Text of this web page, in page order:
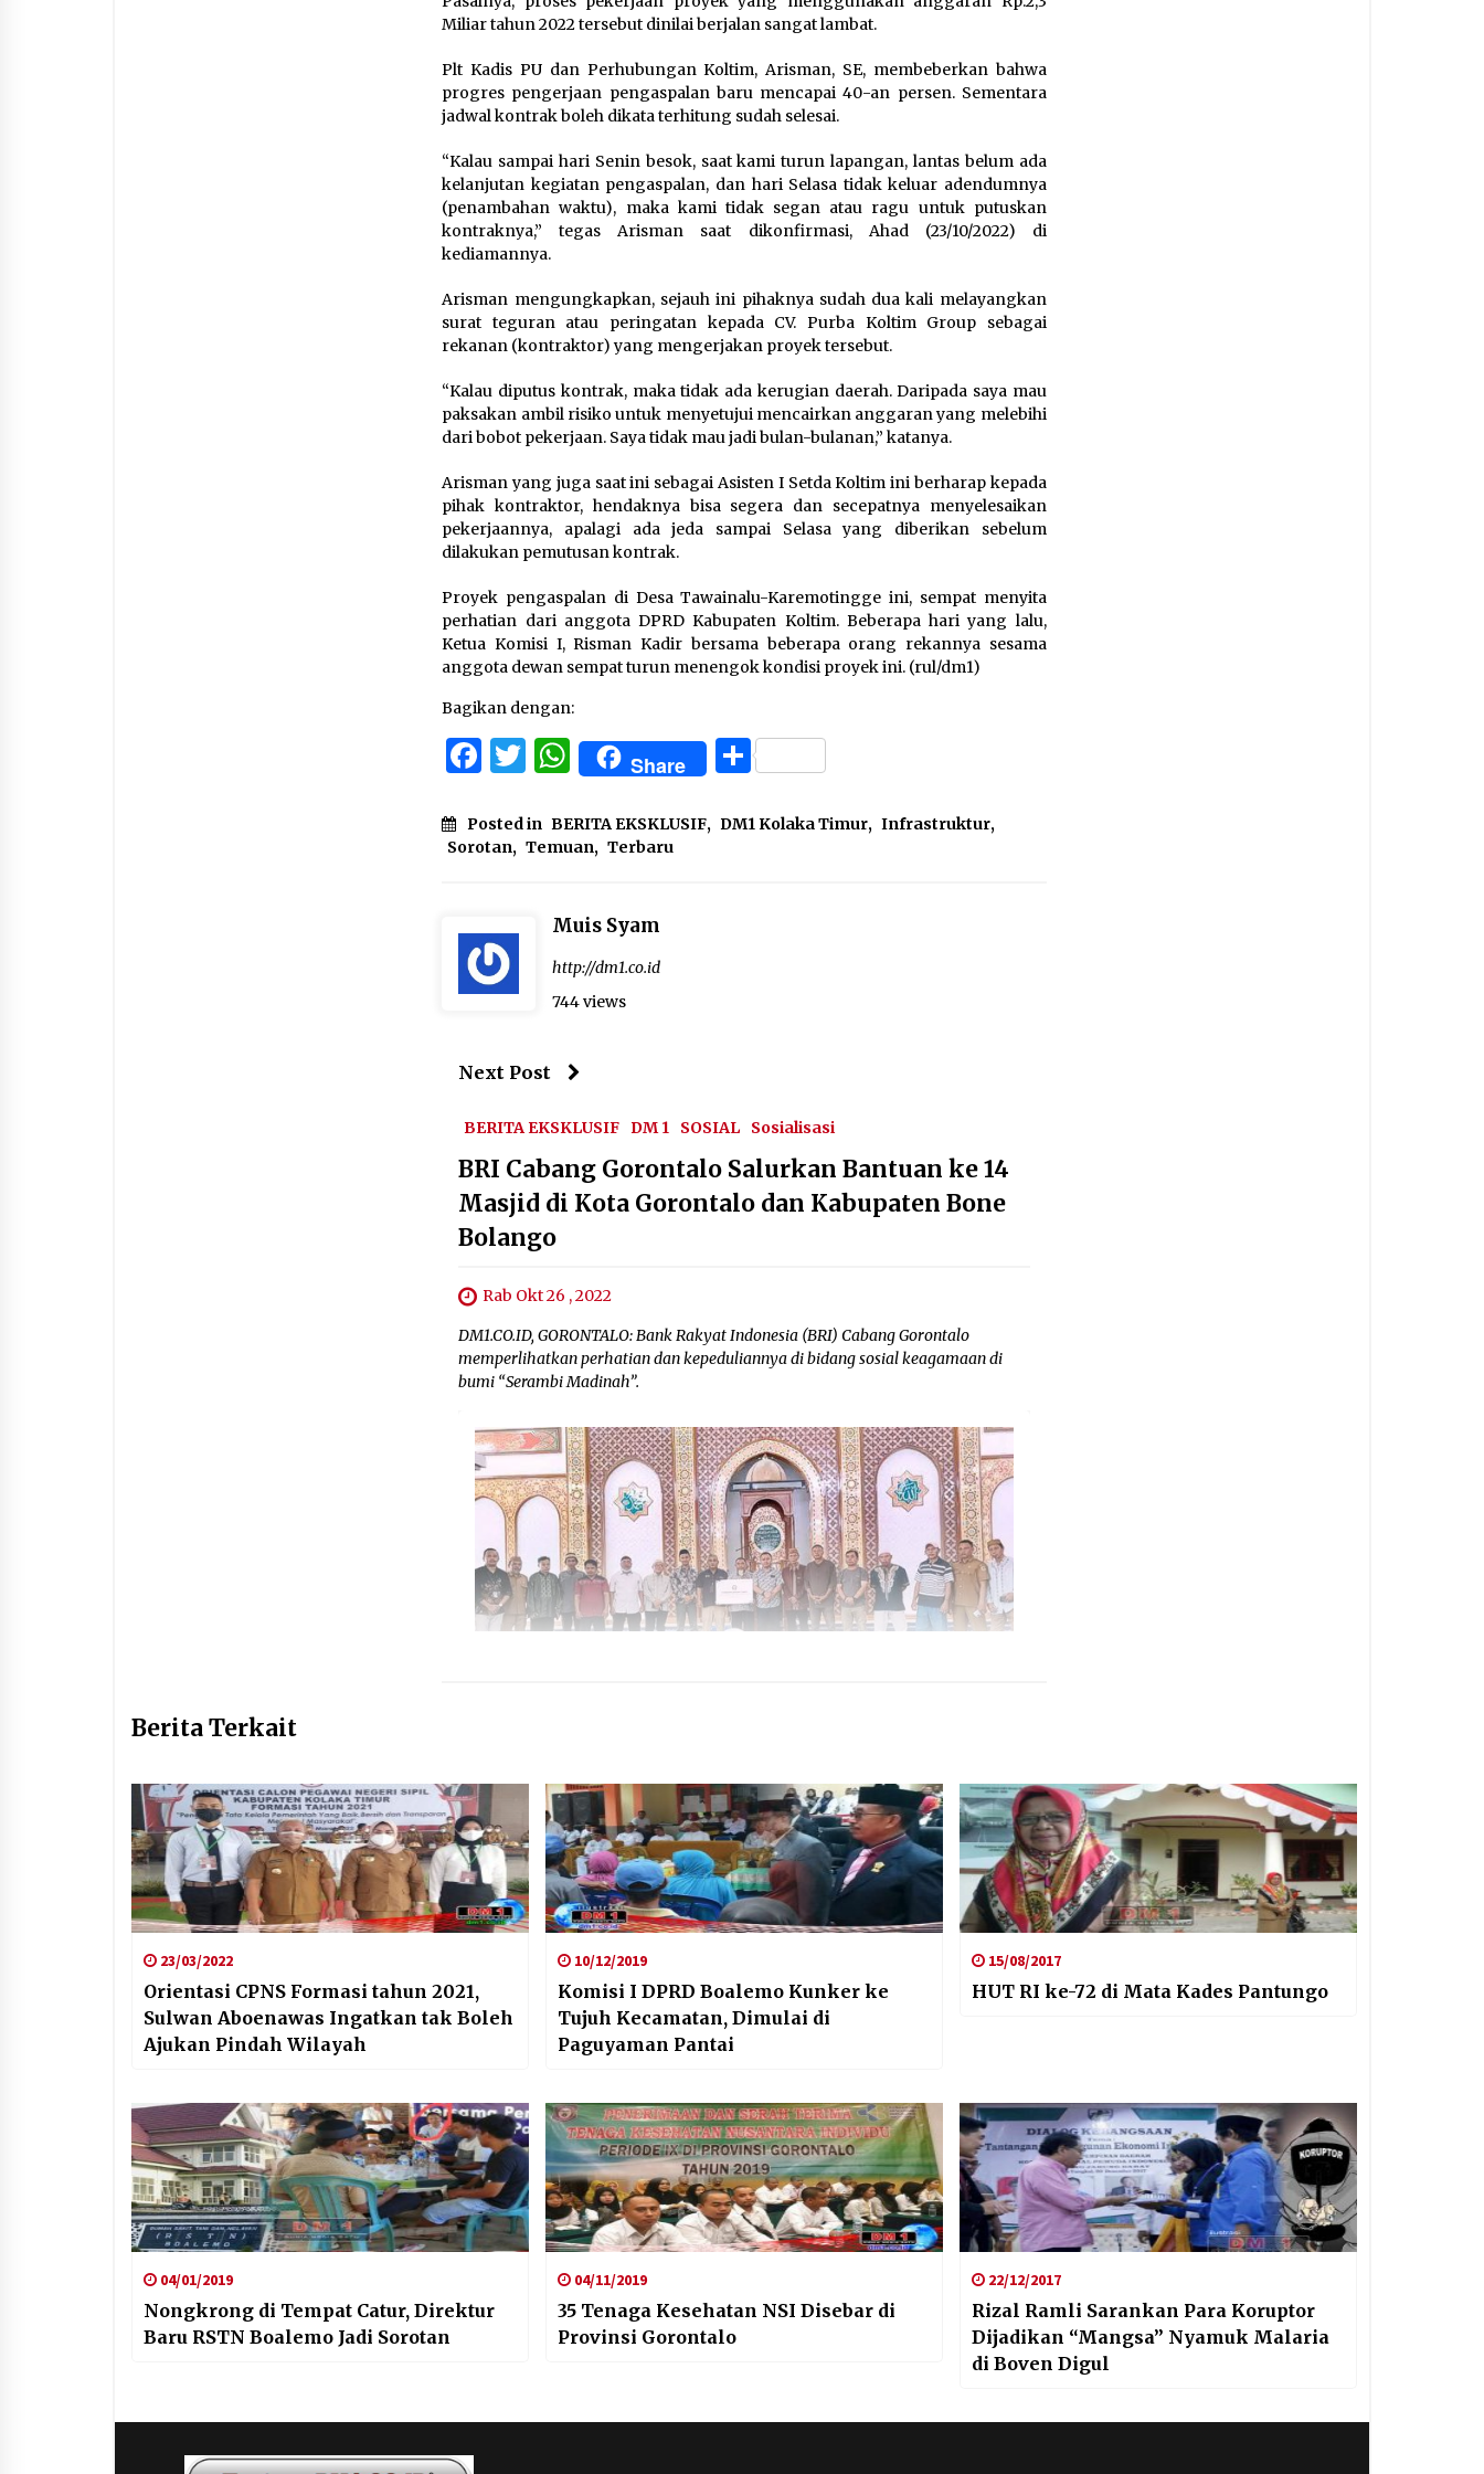
Miliar tahun 2022 tersebut dinilai berjalan sangat lambat.
Plt Kadis PU dan Perhubungan Koltim, Arisman, SE, membeberkan bahwa
progres pengerjaan pengaspalan baru mencapai 40-an persen. Sementara
jadwal kontrak boleh dikata terhitung sudah selesai.
“Kalau sampai hari Senin besok, saat kami turun lapangan, lantas belum ada
kelanjutan kegiatan pengaspalan, dan hari Selasa tidak keluar adendumnya
(penambahan waktu), maka kami tidak segan atau ragu untuk putuskan
kontraknya,” tegas Arisman saat dikonfirmasi, Ahad (23/10/2022) di
kediamannya.
Arisman mengungkapkan, sejauh ini pihaknya sudah dua kali melayangkan
surat teguran atau peringatan kepada CV. Purba Koltim Group sebagai
rekanan (kontraktor) yang mengerjakan proyek tersebut.
“Kalau diputus kontrak, maka tidak ada kerugian daerah. Daripada saya mau
paksakan ambil risiko untuk menyetujui mencairkan anggaran yang melebihi
dari bobot pekerjaan. Saya tidak mau jadi bulan-bulanan,” katanya.
Arisman yang juga saat ini sebagai Asisten I Setda Koltim ini berharap kepada
pihak kontraktor, hendaknya bisa segera dan secepatnya menyelesaikan
pekerjaannya, apalagi ada jeda sampai Selasa yang diberikan sebelum
dilakukan pemutusan kontrak.
Proyek pengaspalan di Desa Tawainalu-Karemotingge ini, sempat menyita
perhatian dari anggota DPRD Kabupaten Koltim. Beberapa hari yang lalu,
Ketua Komisi I, Risman Kadir bersama beberapa orang rekannya sesama
anggota dewan sempat turun menengok kondisi proyek ini. (rul/dm1)
Bagikan dengan:
Facebook
Twitter
WhatsApp
Share Share
Posted in BERITA EKSKLUSIF, DM1 Kolaka Timur, Infrastruktur,
Sorotan, Temuan, Terbaru
Muis Syam
http://dm1.co.id
744 views
Next Post
BERITA EKSKLUSIF DM 1 SOSIAL Sosialisasi
BRI Cabang Gorontalo Salurkan Bantuan ke 14
Masjid di Kota Gorontalo dan Kabupaten Bone
Bolango
Rab Okt 26 , 2022
DM1.CO.ID, GORONTALO: Bank Rakyat Indonesia (BRI) Cabang Gorontalo
memperlihatkan perhatian dan kepeduliannya di bidang sosial keagamaan di
bumi “Serambi Madinah”.
Berita Terkait
23/03/2022
Orientasi CPNS Formasi tahun 2021,
Sulwan Aboenawas Ingatkan tak Boleh
Ajukan Pindah Wilayah
10/12/2019
Komisi I DPRD Boalemo Kunker ke
Tujuh Kecamatan, Dimulai di
Paguyaman Pantai
15/08/2017
HUT RI ke-72 di Mata Kades Pantungo
04/01/2019
Nongkrong di Tempat Catur, Direktur
Baru RSTN Boalemo Jadi Sorotan
04/11/2019
35 Tenaga Kesehatan NSI Disebar di
Provinsi Gorontalo
22/12/2017
Rizal Ramli Sarankan Para Koruptor
Dijadikan “Mangsa” Nyamuk Malaria
di Boven Digul